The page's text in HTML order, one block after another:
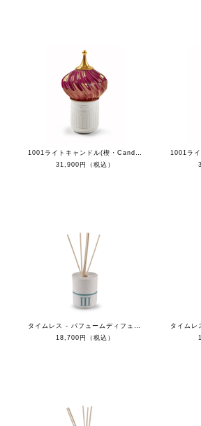
1001ライトキャンドル(楔・Candy) - ナイトアプローチ
31,900円（税込）
タイムレス - パフュームディフューザーIII - 地中海の青
18,700円（税込）